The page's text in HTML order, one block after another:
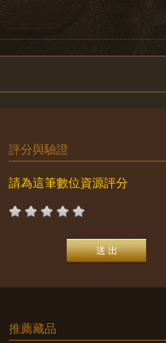
評分與驗證
請為這筆數位資源評分
推薦藏品